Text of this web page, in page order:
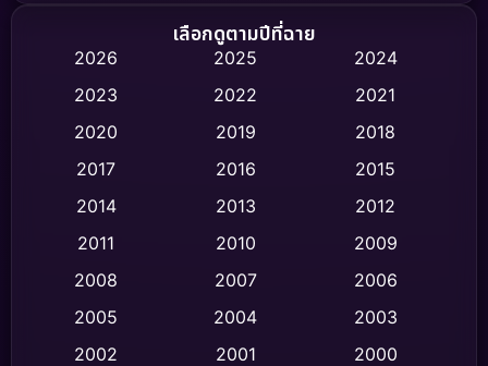
Biography ชีวิตจริง
Classic หนังคลาสสิก (47)
Comedy ตลก (446)
Crime อาชญากรรม (520)
Cult Film
เลือกดูตามปีที่ฉาย
2026 2025
2024
2023
2022
2021
2020
2019
2018
2017
2016
2015
2014
2013
2012
2011
2010
2009
2008
2007
2006
2005
2004
2003
2002
2001
2000